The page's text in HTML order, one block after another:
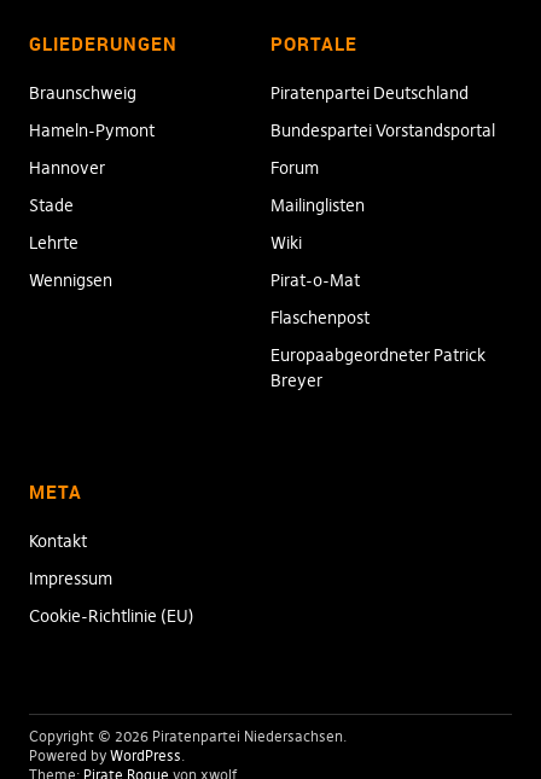
GLIEDERUNGEN
Braunschweig
Hameln-Pymont
Hannover
Stade
Lehrte
Wennigsen
PORTALE
Piratenpartei Deutschland
Bundespartei Vorstandsportal
Forum
Mailinglisten
Wiki
Pirat-o-Mat
Flaschenpost
Europaabgeordneter Patrick
Breyer
META
Kontakt
Impressum
Cookie-Richtlinie (EU)
Copyright © 2026 Piratenpartei Niedersachsen
Powered by WordPress
Theme: Pirate Rogue von xwolf